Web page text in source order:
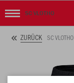
SC VLOTHO
ZURÜCK SC VLOTHO